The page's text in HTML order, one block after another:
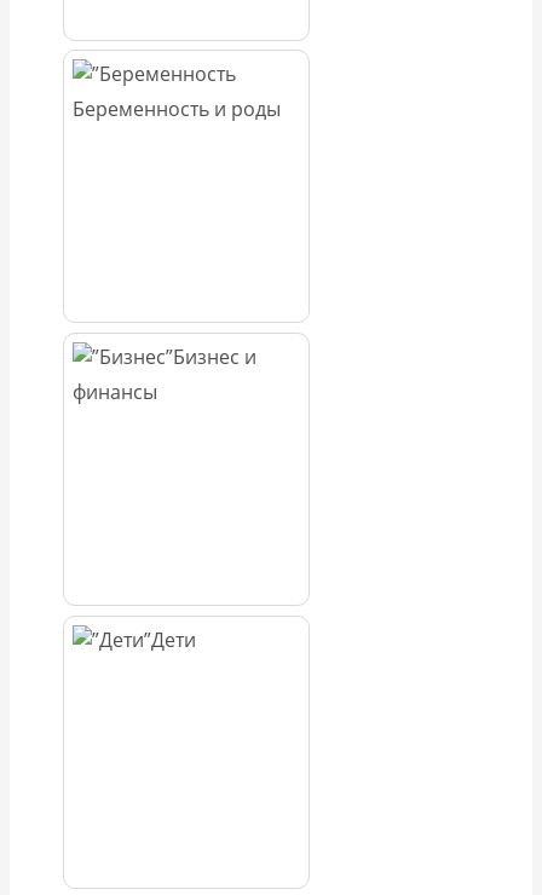
Беременность и роды
Бизнес и
финансы
Дети